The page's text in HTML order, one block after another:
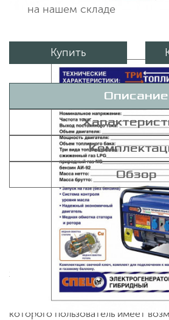
на нашем складе
Купить
Описание
Обзор
Гибридный генератор газ-бензин
комплект для подключения к
предназначается для снабжения
инструментов электричеством на
мастерской. Все элементы
жесткую металлическую раму,
ручки для удобства перемещения
Предусматривается масляный
которого пользователь имеет